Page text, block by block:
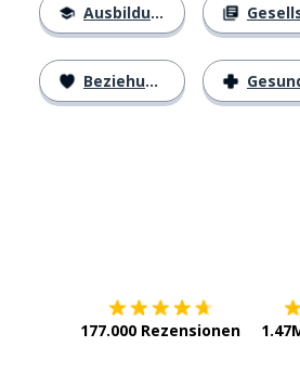
Ausbildung
Beziehungen
177.000 Rezensionen